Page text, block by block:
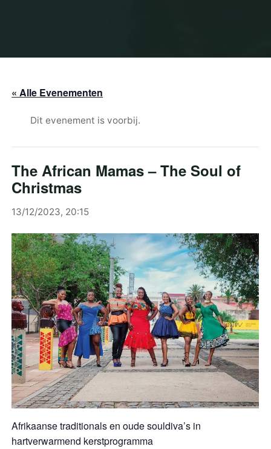
« Alle Evenementen
Dit evenement is voorbij.
The African Mamas – The Soul of
Christmas
13/12/2023, 20:15
Afrikaanse traditionals en oude souldiva’s in
hartverwarmend kerstprogramma